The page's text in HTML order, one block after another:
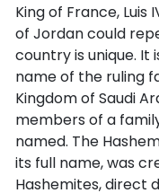
King of France, Luis
of Jordan could
country is unique. It
name of the ruling
Kingdom of Saudi
members of a
named. The
its full name, was
Hashemites, direct